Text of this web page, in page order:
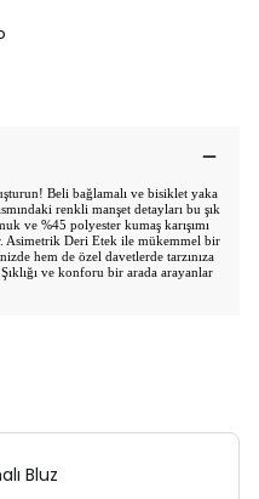
Beli bağlamalı ve bisiklet yaka
renkli manşet detayları bu şık
ve %45 polyester kumaş karışımı
Asimetrik Deri Etek ile mükemmel bir
hem de özel davetlerde tarzınıza
ve konforu bir arada arayanlar
Bluz